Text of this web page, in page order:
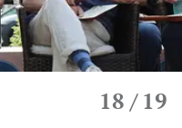
18 / 19